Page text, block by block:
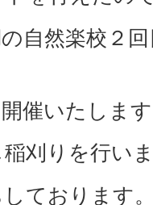
自然楽校２
催いたしま
刈りを行い
ております